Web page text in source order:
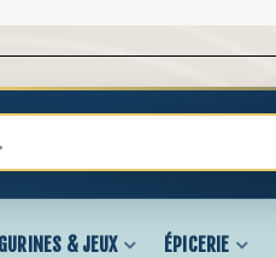
& JEUX ÉPICERIE